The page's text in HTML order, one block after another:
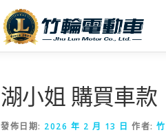
湖小姐 購買車款
發佈日期: 2026 年 2 月 13 日 作者: